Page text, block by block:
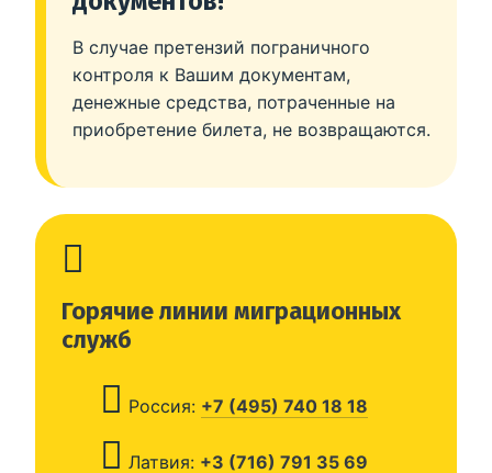
В случае претензий пограничного
контроля к Вашим документам,
денежные средства, потраченные на
приобретение билета, не возвращаются.
Горячие линии миграционных
служб
Россия: +7 (495) 740 18 18
Латвия: +3 (716) 791 35 69